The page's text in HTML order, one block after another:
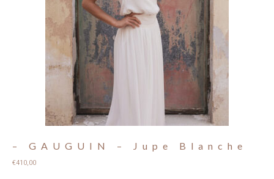
– GAUGUIN – Jupe Blanche
€410,00